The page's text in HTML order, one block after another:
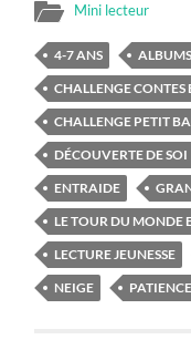
Mini lecteur
4-7 ANS
CHALLENGE CONTES
CHALLENGE PETIT
DÉCOUVERTE DE SOI
ENTRAIDE
LE TOUR DU MONDE
LECTURE JEUNESSE
NEIGE
PATIENCE